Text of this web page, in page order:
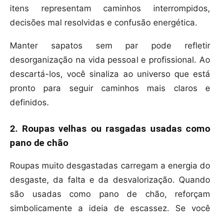
itens representam caminhos interrompidos,
decisões mal resolvidas e confusão energética.
Manter sapatos sem par pode refletir
desorganização na vida pessoal e profissional. Ao
descartá-los, você sinaliza ao universo que está
pronto para seguir caminhos mais claros e
definidos.
2. Roupas velhas ou rasgadas usadas como
pano de chão
Roupas muito desgastadas carregam a energia do
desgaste, da falta e da desvalorização. Quando
são usadas como pano de chão, reforçam
simbolicamente a ideia de escassez. Se você